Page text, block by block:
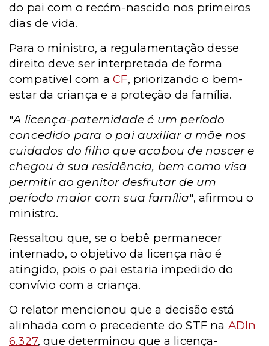
do pai com o recém-nascido nos primeiros
dias de vida.
Para o ministro, a regulamentação desse
direito deve ser interpretada de forma
compatível com aCF, priorizando o bem-
estar da criança e a proteção da família.
"A licença-paternidade é um período
concedido para o pai auxiliar a mãe nos
cuidados do filho que acabou de nascer e
chegou à sua residência, bem como visa
permitir ao genitor desfrutar de um
período maior com sua família", afirmou o
ministro.
Ressaltou que, se o bebê permanecer
internado, o objetivo da licença não é
atingido, pois o pai estaria impedido do
convívio com a criança.
O relator mencionou que a decisão está
alinhada com o precedente do STF na ADIn
6.327, que determinou que a licença-